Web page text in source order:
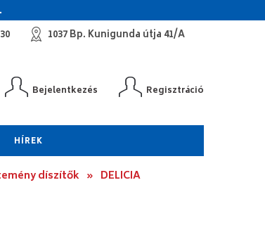
1037 Bp. Kunigunda útja 41/A
Bejelentkezés Regisztráció
HÍREK
díszítők » DELICIA